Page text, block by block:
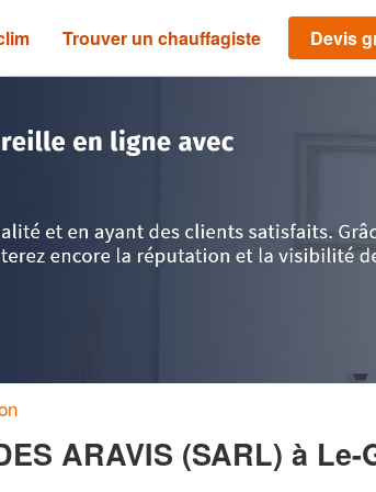
Trouver un chauffagiste Devis
ARAVIS (SARL) à Le-